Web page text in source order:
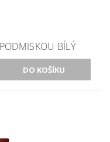
BÍLÝ